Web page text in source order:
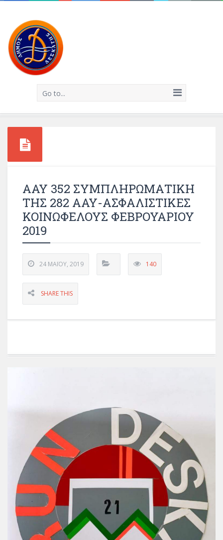
Go to...
ΑΑΥ 352 ΣΥΜΠΛΗΡΩΜΑΤΙΚΗ
ΤΗΣ 282 ΑΑΥ-ΑΣΦΑΛΙΣΤΙΚΕΣ
ΚΟΙΝΩΦΕΛΟΥΣ ΦΕΒΡΟΥΑΡΙΟΥ
2019
24 ΜΑΪ́ΟΥ, 2019 140
SHARE THIS